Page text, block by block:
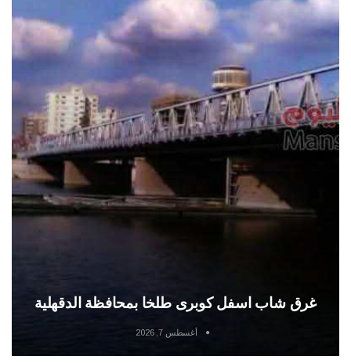
غرق شاب اسفل كوبرى طلخا بمحافظة الدقهلية
أغسطس 7, 2026